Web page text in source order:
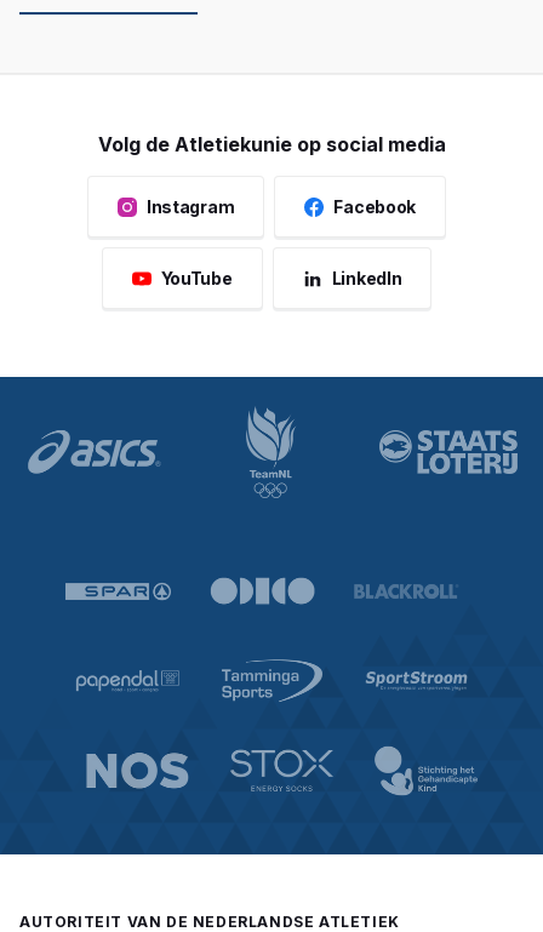
Volg de Atletiekunie op social media
Instagram Facebook
YouTube LinkedIn
AUTORITEIT VAN DE NEDERLANDSE ATLETIEK